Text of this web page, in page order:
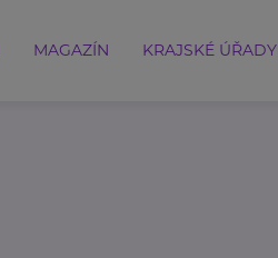
MAGAZÍN KRAJSKÉ ÚŘADY